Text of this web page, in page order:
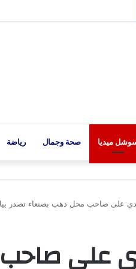
ميديا صحة وجمال رياضة
على صاحب محل ذهب بصنعاء تصدر
على